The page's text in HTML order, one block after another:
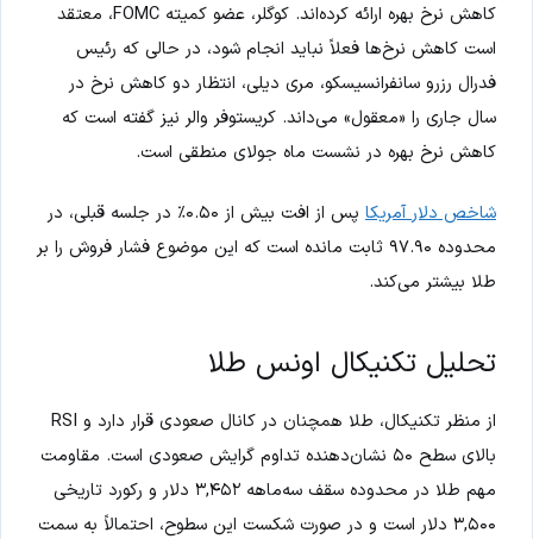
کاهش نرخ بهره ارائه کرده‌اند. کوگلر، عضو کمیته FOMC، معتقد
است کاهش نرخ‌ها فعلاً نباید انجام شود، در حالی که رئیس
فدرال رزرو سانفرانسیسکو، مری دیلی، انتظار دو کاهش نرخ در
سال جاری را «معقول» می‌داند. کریستوفر والر نیز گفته است که
کاهش نرخ بهره در نشست ماه جولای منطقی است.
شاخص دلار آمریکا
پس از افت بیش از ۰.۵۰٪ در جلسه قبلی، در
محدوده ۹۷.۹۰ ثابت مانده است که این موضوع فشار فروش را بر
طلا بیشتر می‌کند.
تحلیل تکنیکال اونس طلا
از منظر تکنیکال، طلا همچنان در کانال صعودی قرار دارد و RSI
بالای سطح ۵۰ نشان‌دهنده تداوم گرایش صعودی است. مقاومت
مهم طلا در محدوده سقف سه‌ماهه ۳,۴۵۲ دلار و رکورد تاریخی
۳,۵۰۰ دلار است و در صورت شکست این سطوح، احتمالاً به سمت